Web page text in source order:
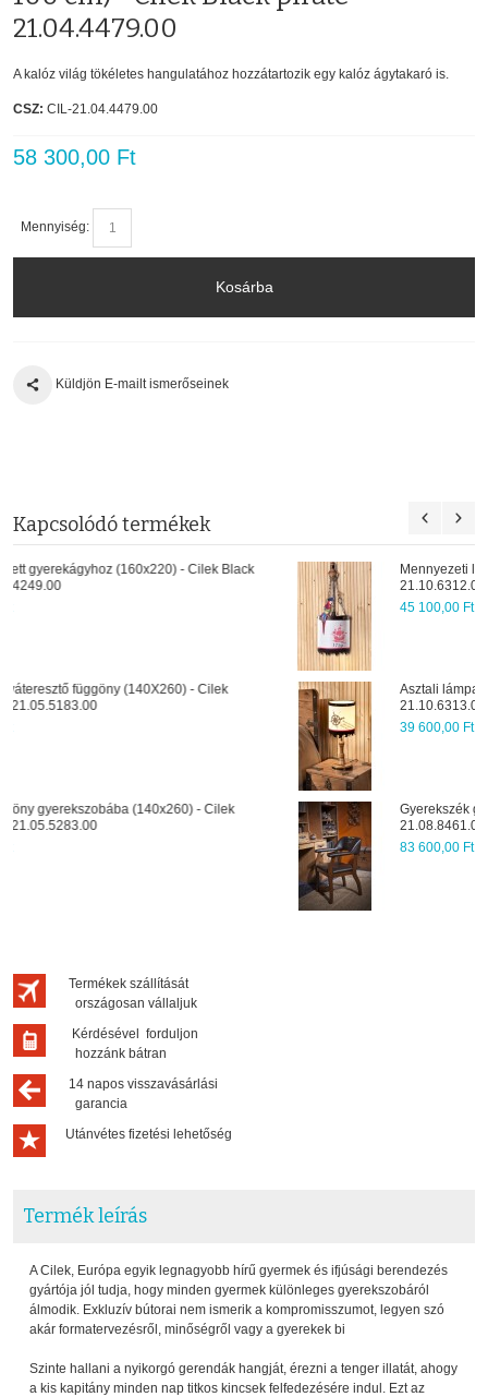
21.04.4479.00
A kalóz világ tökéletes hangulatához hozzátartozik egy kalóz ágytakaró is.
CSZ: CIL-21.04.4479.00
58 300,00 Ft
Mennyiség:
Kosárba
Küldjön E-mailt ismerőseinek
Kapcsolódó termékek
Mennyezeti lámpa gyerekszobába - Cilek Black pirate
Asztali lámpa gyerekszobába - Cilek Black pirate
Gyerekszék gyerekíróasztalhoz - Cilek Black pirate
Termékek szállítását
országosan vállaljuk
Kérdésével forduljon
hozzánk bátran
14 napos visszavásárlási
garancia
Utánvétes fizetési lehetőség
Termék leírás
A Cilek, Európa egyik legnagyobb hírű gyermek és ifjúsági berendezés
gyártója jól tudja, hogy minden gyermek különleges gyerekszobáról
álmodik. Exkluzív bútorai nem ismerik a kompromisszumot, legyen szó
akár formatervezésről, minőségről vagy a gyerekek bi
Szinte hallani a nyikorgó gerendák hangját, érezni a tenger illatát, ahogy
a kis kapitány minden nap titkos kincsek felfedezésére indul. Ezt az